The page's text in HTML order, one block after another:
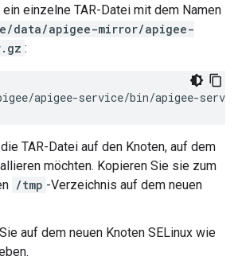
einzelne TAR-Datei mit dem Namen
data/apigee-mirror/apigee-
:
apigee-service/bin/apigee-
TAR-Datei auf den Knoten, auf dem
möchten. Kopieren Sie sie zum
/tmp -Verzeichnis auf dem neuen
auf dem neuen Knoten SELinux wie